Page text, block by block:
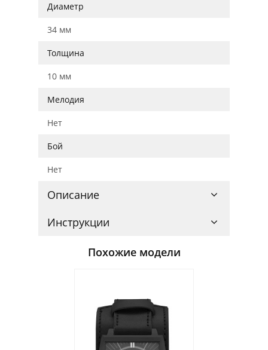
Диаметр
34 мм
Толщина
10 мм
Мелодия
Нет
Бой
Нет
Описание
Инструкции
Похожие модели